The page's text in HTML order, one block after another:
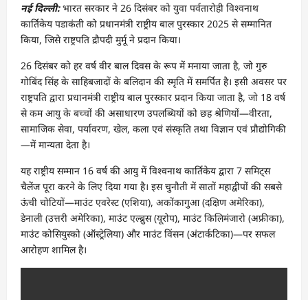
नई दिल्ली:भारत सरकार ने 26 दिसंबर को युवा पर्वतारोही विश्वनाथ
कार्तिकेय पडाकंती को प्रधानमंत्री राष्ट्रीय बाल पुरस्कार 2025 से सम्मानित
किया, जिसे राष्ट्रपति द्रौपदी मुर्मू ने प्रदान किया।
26 दिसंबर को हर वर्ष वीर बाल दिवस के रूप में मनाया जाता है, जो गुरु
गोबिंद सिंह के साहिबजादों के बलिदान की स्मृति में समर्पित है। इसी अवसर पर
राष्ट्रपति द्वारा प्रधानमंत्री राष्ट्रीय बाल पुरस्कार प्रदान किया जाता है, जो 18 वर्ष
से कम आयु के बच्चों की असाधारण उपलब्धियों को छह श्रेणियों—वीरता,
सामाजिक सेवा, पर्यावरण, खेल, कला एवं संस्कृति तथा विज्ञान एवं प्रौद्योगिकी
—में मान्यता देता है।
यह राष्ट्रीय सम्मान 16 वर्ष की आयु में विश्वनाथ कार्तिकेय द्वारा 7 समिट्स
चैलेंज पूरा करने के लिए दिया गया है। इस चुनौती में सातों महाद्वीपों की सबसे
ऊंची चोटियों—माउंट एवरेस्ट (एशिया), अकोंकागुआ (दक्षिण अमेरिका),
डेनाली (उत्तरी अमेरिका), माउंट एल्ब्रुस (यूरोप), माउंट किलिमंजारो (अफ्रीका),
माउंट कोसियुस्को (ऑस्ट्रेलिया) और माउंट विंसन (अंटार्कटिका)—पर सफल
आरोहण शामिल है।